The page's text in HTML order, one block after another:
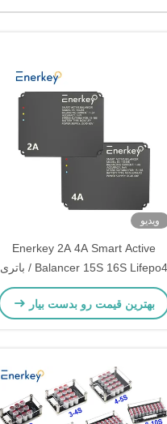
ویدیو
Enerkey 2A 4A Smart Active
Balancer 15S 16S Lifepo4 / باتری
لیتیوم یون برابر کننده برای دوچرخه
برقی
بهترین قیمت رو بدست بیار